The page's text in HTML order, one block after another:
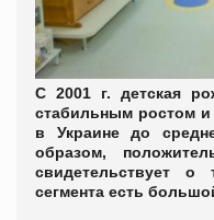
С 2001 г. детская
стабильным ростом и
в Украине до
образом,
свидетельствует
сегмента есть